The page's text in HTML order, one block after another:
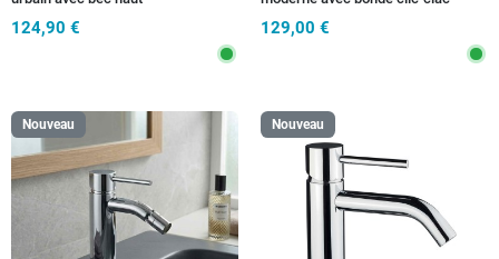
124,90 € 129,00 €
Nouveau Nouveau